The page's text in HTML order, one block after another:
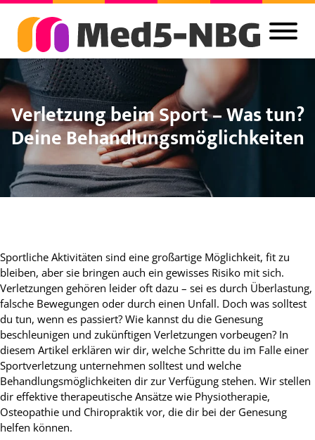
Verletzung beim Sport – Was tun?
Deine Behandlungsmöglichkeiten
Sportliche Aktivitäten sind eine großartige Möglichkeit, fit zu
bleiben, aber sie bringen auch ein gewisses Risiko mit sich.
Verletzungen gehören leider oft dazu – sei es durch Überlastung,
falsche Bewegungen oder durch einen Unfall. Doch was solltest
du tun, wenn es passiert? Wie kannst du die Genesung
beschleunigen und zukünftigen Verletzungen vorbeugen? In
diesem Artikel erklären wir dir, welche Schritte du im Falle einer
Sportverletzung unternehmen solltest und welche
Behandlungsmöglichkeiten dir zur Verfügung stehen. Wir stellen
dir effektive therapeutische Ansätze wie Physiotherapie,
Osteopathie und Chiropraktik vor, die dir bei der Genesung
helfen können.